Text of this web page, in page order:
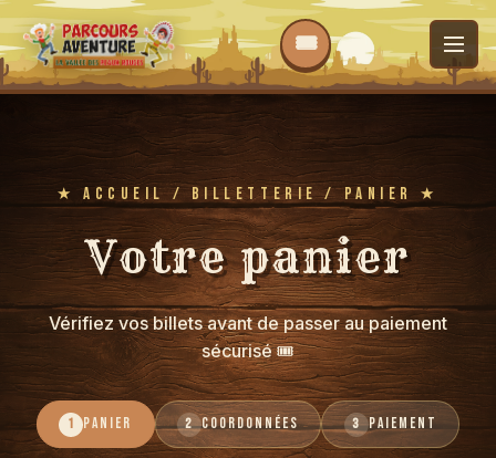
★ACCUEIL/ BILLETTERIE/ PANIER ★
Votre panier
Vérifiez vos billets avant de passer au paiement
sécurisé 🎟️
1 PANIER 2 COORDONNÉES 3 PAIEMENT